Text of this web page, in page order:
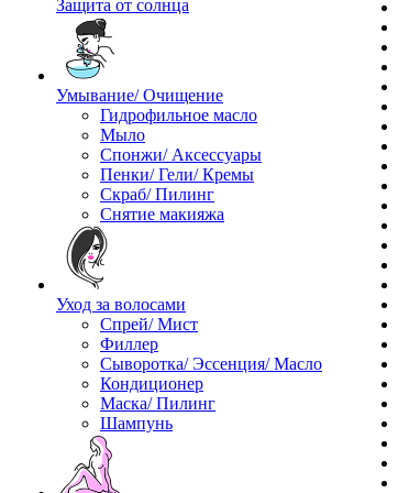
Защита от солнца
Умывание/ Очищение
Гидрофильное масло
Мыло
Спонжи/ Аксессуары
Пенки/ Гели/ Кремы
Скраб/ Пилинг
Снятие макияжа
Уход за волосами
Спрей/ Мист
Филлер
Сыворотка/ Эссенция/ Масло
Кондиционер
Маска/ Пилинг
Шампунь